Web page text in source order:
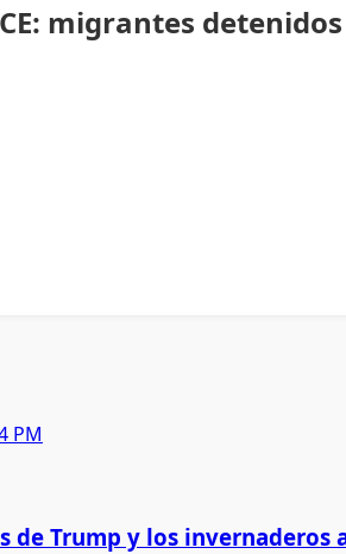
migrantes
de Trump y los invernaderos